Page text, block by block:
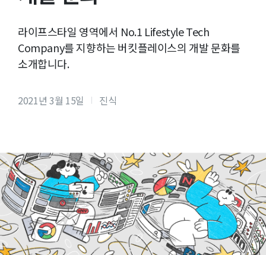
라이프스타일 영역에서 No.1 Lifestyle Tech
Company를 지향하는 버킷플레이스의 개발 문화를
소개합니다.
2021년 3월 15일 진식